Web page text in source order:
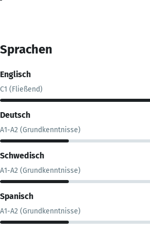
Sprachen
Englisch
C1 (Fließend)
Deutsch
A1-A2 (Grundkenntnisse)
Schwedisch
A1-A2 (Grundkenntnisse)
Spanisch
A1-A2 (Grundkenntnisse)